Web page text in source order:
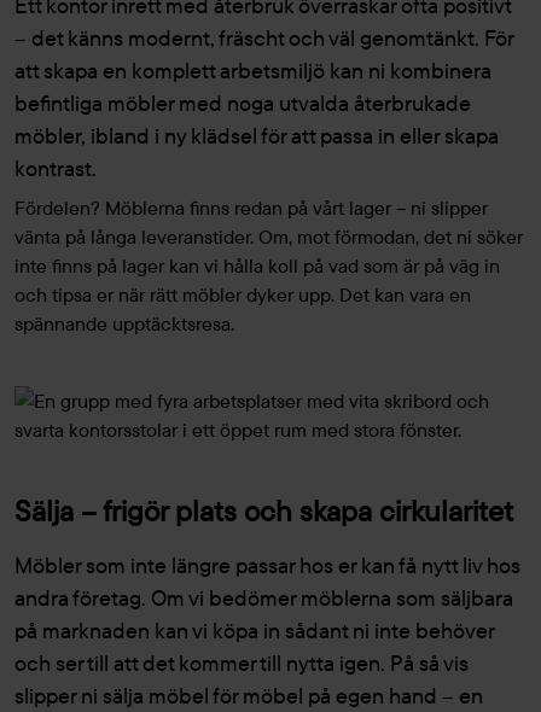
– det känns modernt, fräscht och väl genomtänkt. För
att skapa en komplett arbetsmiljö kan ni kombinera
befintliga möbler med noga utvalda återbrukade
möbler, ibland i ny klädsel för att passa in eller skapa
kontrast.
Fördelen? Möblerna finns redan på vårt lager – ni slipper
vänta på långa leveranstider. Om, mot förmodan, det ni söker
inte finns på lager kan vi hålla koll på vad som är på väg in
och tipsa er när rätt möbler dyker upp. Det kan vara en
spännande upptäcktsresa.
Sälja – frigör plats och skapa cirkularitet
Möbler som inte längre passar hos er kan få nytt liv hos
andra företag. Om vi bedömer möblerna som säljbara
på marknaden kan vi köpa in sådant ni inte behöver
och ser till att det kommer till nytta igen. På så vis
slipper ni sälja möbel för möbel på egen hand – en